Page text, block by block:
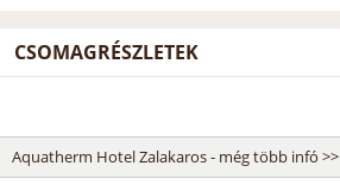
CSOMAGRÉSZLETEK
Aquatherm Hotel Zalakaros - még több infó >>